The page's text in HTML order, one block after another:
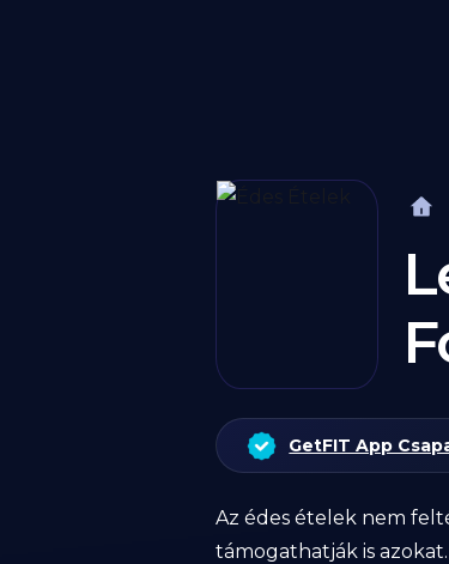
GetFIT App
Az édes ételek nem
támogathatják is